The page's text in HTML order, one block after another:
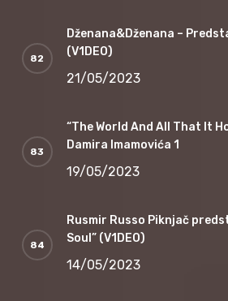
Dženana&Dženana –
(V1DEO)
21/05/2023
“The World And All That It
Damira Imamovića 1
19/05/2023
Rusmir Russo Piknjač
Soul” (V1DEO)
14/05/2023